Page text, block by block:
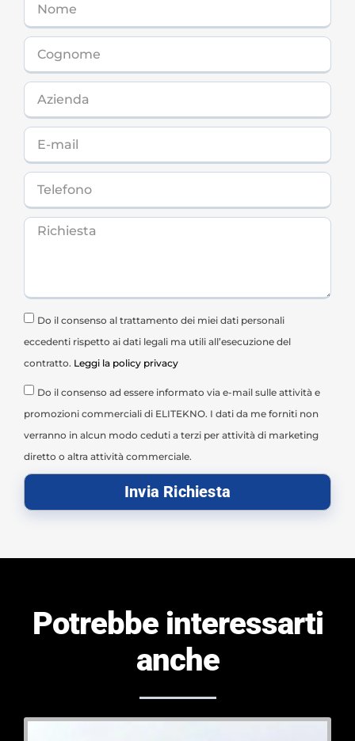
Do il consenso al trattamento dei miei dati personali
eccedenti rispetto ai dati legali ma utili all’esecuzione del
contratto. Leggi la policy privacy
Do il consenso ad essere informato via e-mail sulle attività e
promozioni commerciali di ELITEKNO. I dati da me forniti non
verranno in alcun modo ceduti a terzi per attività di marketing
diretto o altra attività commerciale.
Invia Richiesta
Potrebbe interessarti
anche